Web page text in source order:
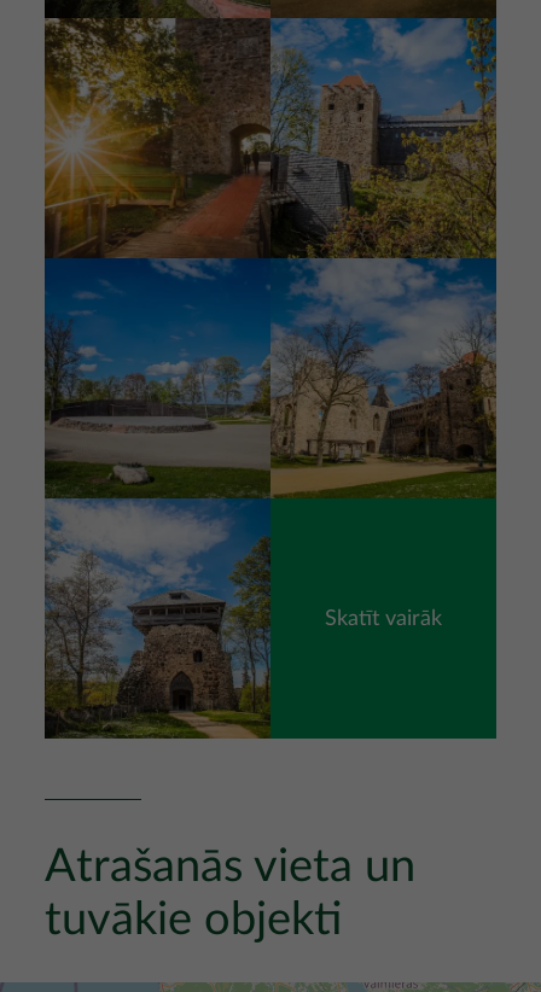
Attēls Attēls
Attēls
Attēls
Skatīt vairāk
Atrašanās vieta un
tuvākie objekti